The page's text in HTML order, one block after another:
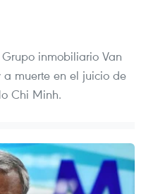
inmobiliario Van
a muerte en el juicio de
Chi Minh.